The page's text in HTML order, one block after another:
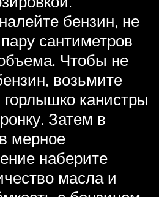
бензин, не
сантиметров
Чтобы не
возьмите
канистры
Затем в
мерное
наберите
масла и